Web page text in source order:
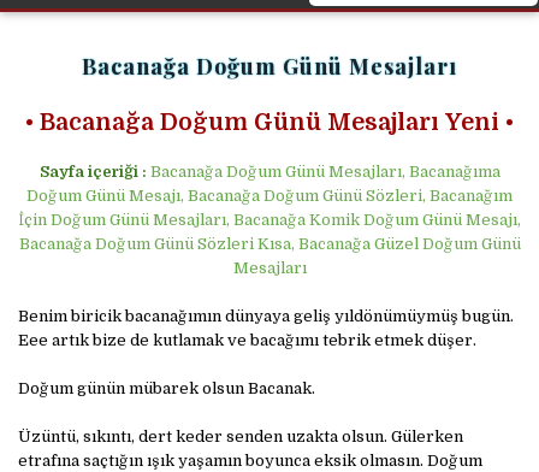
Bacanağa Doğum Günü Mesajları
• Bacanağa Doğum Günü Mesajları Yeni •
Sayfa içeriği : Bacanağa Doğum Günü Mesajları, Bacanağıma
Doğum Günü Mesajı, Bacanağa Doğum Günü Sözleri, Bacanağım
İçin Doğum Günü Mesajları, Bacanağa Komik Doğum Günü Mesajı,
Bacanağa Doğum Günü Sözleri Kısa, Bacanağa Güzel Doğum Günü
Mesajları
Benim biricik bacanağımın dünyaya geliş yıldönümüymüş bugün.
Eee artık bize de kutlamak ve bacağımı tebrik etmek düşer.
Doğum günün mübarek olsun Bacanak.
Üzüntü, sıkıntı, dert keder senden uzakta olsun. Gülerken
etrafına saçtığın ışık yaşamın boyunca eksik olmasın. Doğum